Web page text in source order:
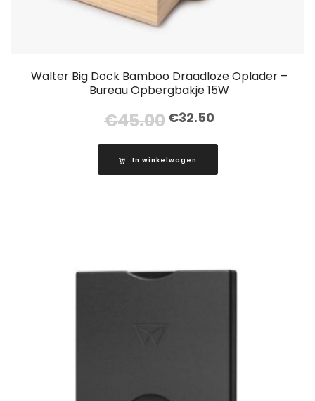
Walter Big Dock Bamboo Draadloze Oplader –
Bureau Opbergbakje 15W
€45.00 Oorspronkelijke
was:
€45.00.
€32.50
€32.50.
In winkelwagen